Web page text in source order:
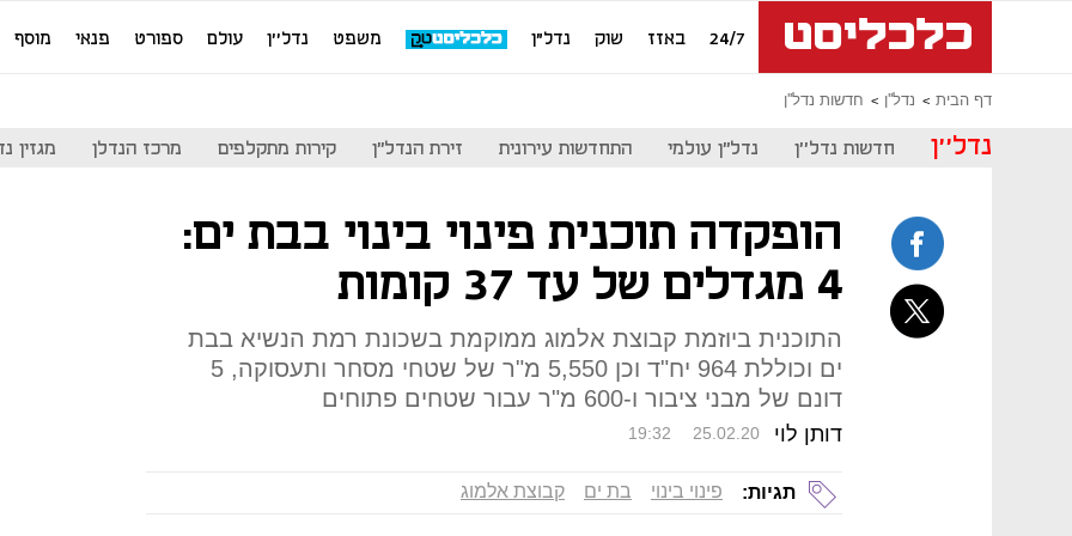
24/7 באזז שוק נדל"ן משפט נדל''ן עולם ספורט פנאי מוסף
דף הבית נדל''ן חדשות נדל''ן
נדל''ן חדשות נדל''ן נדל"ן עולמי התחדשות עירונית זירת הנדל"ן קירות מתקלפים מרכז הנדלן מגזין
הופקדה תוכנית פינוי בינוי בבת ים:
4 מגדלים של עד 37 קומות
התוכנית ביוזמת קבוצת אלמוג ממוקמת בשכונת רמת הנשיא בבת
ים וכוללת 964 יח"ד וכן 5,550 מ"ר של שטחי מסחר ותעסוקה, 5
דונם של מבני ציבור ו-600 מ"ר עבור שטחים פתוחים
דותן לוי 19:32 25.02.20
תגיות: פינוי בינוי בת ים קבוצת אלמוג